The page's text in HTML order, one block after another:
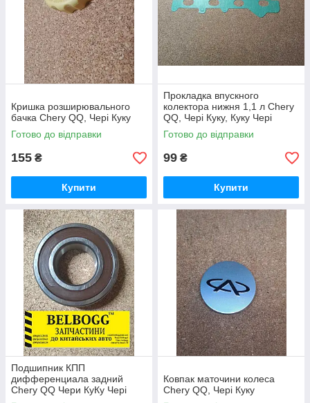
Кришка розширювального
бачка Chery QQ, Чері Куку
Готово до відправки
155 ₴
Купити
Прокладка впускного
колектора нижня 1,1 л Chery
QQ, Чері Куку, Куку Чері
Готово до відправки
99 ₴
Купити
Подшипник КПП
дифференциала задний
Chery QQ Чери КуКу Чері
Ковпак маточини колеса
Chery QQ, Чері Куку